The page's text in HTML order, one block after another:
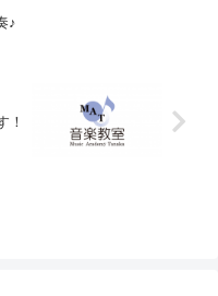
♪
！